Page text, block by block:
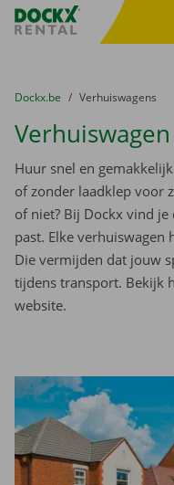
Fratello DEMO
U bevindt zich hier:
van
Dockx.be naar
Verhuiswagens
Huur snel en
of zonder laadklep voor
of niet? Bij Dockx vind
past. Elke
Die vermijden dat jouw
tijdens transport. Bekijk
website.